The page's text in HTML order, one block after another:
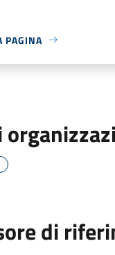
PAGINA
di